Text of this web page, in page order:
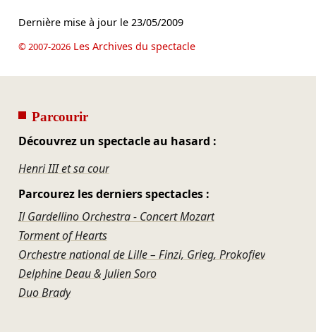
Dernière mise à jour le 23/05/2009
© 2007-2026Les Archives du spectacle
Parcourir
Découvrez un spectacle au hasard :
Henri III et sa cour
Parcourez les derniers spectacles :
Il Gardellino Orchestra - Concert Mozart
Torment of Hearts
Orchestre national de Lille – Finzi, Grieg, Prokofiev
Delphine Deau & Julien Soro
Duo Brady